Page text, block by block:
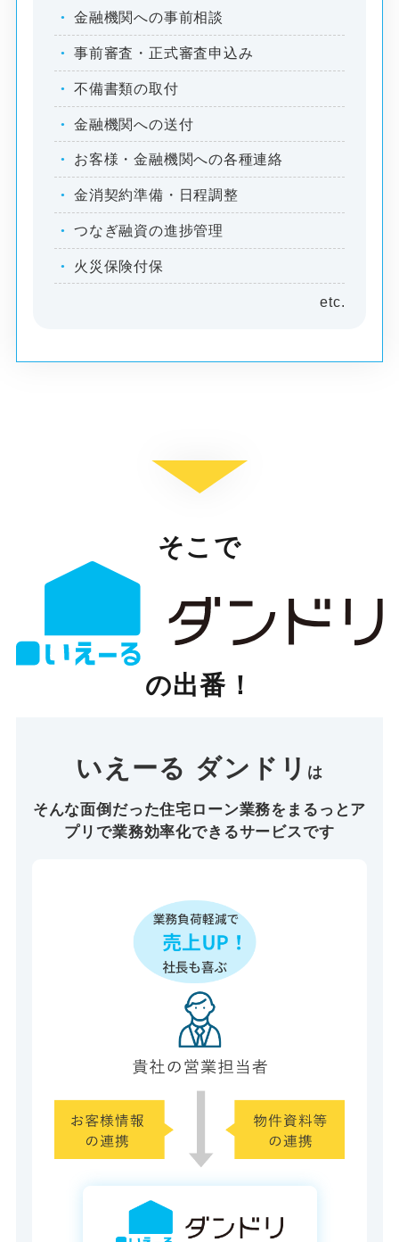
金融機関への事前相談
事前審査・正式審査申込み
不備書類の取付
金融機関への送付
お客様・金融機関への各種連絡
金消契約準備・日程調整
つなぎ融資の進捗管理
火災保険付保
そこで
の出番！
いえーる ダンドリ は
そんな面倒だった住宅ローン業務を まるっとア
プリで業務効率化できるサービスです